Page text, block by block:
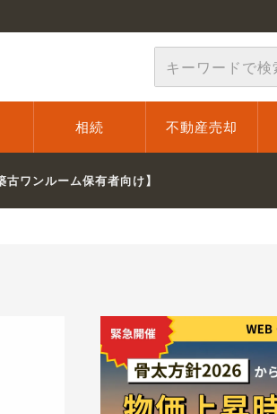
相続 不動産売却
ワンルーム保有者向け】